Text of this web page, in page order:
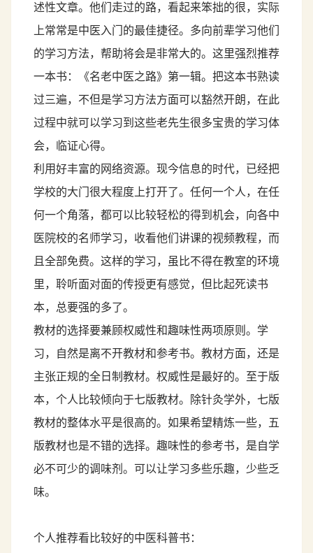
述性文章。他们走过的路，看起来笨拙的很，实际
上常常是中医入门的最佳捷径。多向前辈学习他们
的学习方法，帮助将会是非常大的。这里强烈推荐
一本书：《名老中医之路》第一辑。把这本书熟读
过三遍，不但是学习方法方面可以豁然开朗，在此
过程中就可以学习到这些老先生很多宝贵的学习体
会，临证心得。
利用好丰富的网络资源。现今信息的时代，已经把
学校的大门很大程度上打开了。任何一个人，在任
何一个角落，都可以比较轻松的得到机会，向各中
医院校的名师学习，收看他们讲课的视频教程，而
且全部免费。这样的学习，虽比不得在教室的环境
里，聆听面对面的传授更有感觉，但比起死读书
本，总要强的多了。
教材的选择要兼顾权威性和趣味性两项原则。学
习，自然是离不开教材和参考书。教材方面，还是
主张正规的全日制教材。权威性是最好的。至于版
本，个人比较倾向于七版教材。除针灸学外，七版
教材的整体水平是很高的。如果希望精炼一些，五
版教材也是不错的选择。趣味性的参考书，是自学
必不可少的调味剂。可以让学习多些乐趣，少些乏
味。
个人推荐看比较好的中医科普书：